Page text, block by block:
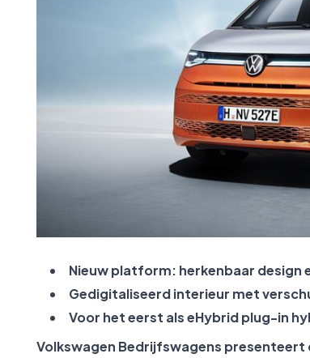
Nieuw platform: herkenbaar design
Gedigitaliseerd interieur met
Voor het eerst als eHybrid plug-in
Volkswagen Bedrijfswagens presenteert